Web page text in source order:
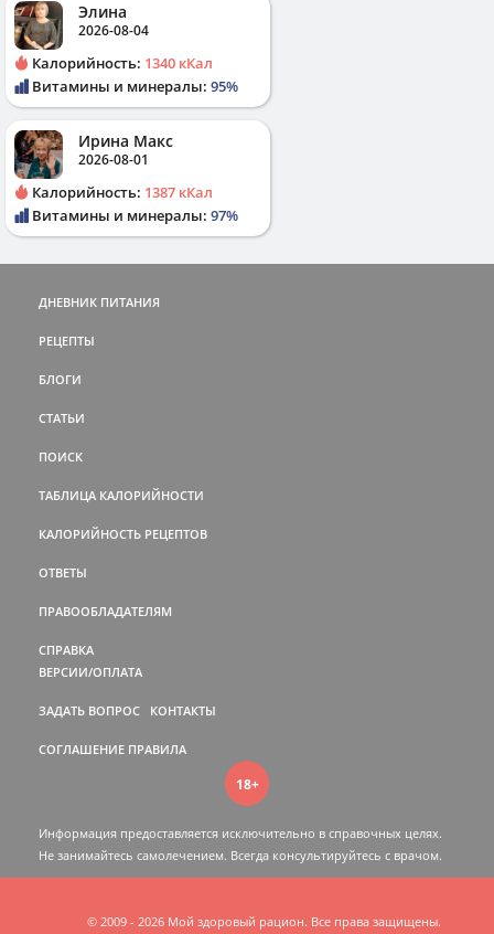
Элина
2026-08-04
Калорийность: 1340 кКал
Витамины и минералы: 95%
Ирина Макс
2026-08-01
Калорийность: 1387 кКал
Витамины и минералы: 97%
ДНЕВНИК ПИТАНИЯ
РЕЦЕПТЫ
БЛОГИ
СТАТЬИ
ПОИСК
ТАБЛИЦА КАЛОРИЙНОСТИ
КАЛОРИЙНОСТЬ РЕЦЕПТОВ
ОТВЕТЫ
ПРАВООБЛАДАТЕЛЯМ
СПРАВКА
ВЕРСИИ/ОПЛАТА
ЗАДАТЬ ВОПРОС КОНТАКТЫ
СОГЛАШЕНИЕ ПРАВИЛА
18+
Информация предоставляется исключительно в справочных целях.
Не занимайтесь самолечением. Всегда консультируйтесь c врачом.
© 2009 - 2026 Мой здоровый рацион. Все права защищены.